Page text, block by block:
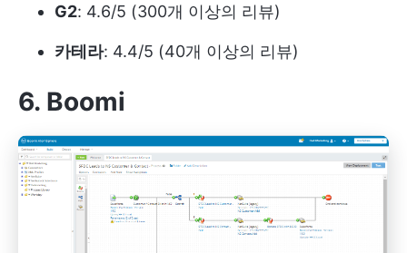
G2: 4.6/5 (300개 이상의 리뷰)
카테라: 4.4/5 (40개 이상의 리뷰)
6. Boomi